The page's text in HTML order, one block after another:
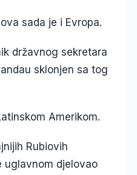
sada je i Evropa.
državnog sekretara
sklonjen sa tog
Amerikom.
Rubiovih
uglavnom djelovao